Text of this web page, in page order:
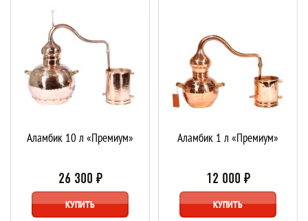
Аламбик 10 л «Премиум»
26 300 ₽
КУПИТЬ
Аламбик 1 л «Премиум»
12 000 ₽
КУПИТЬ